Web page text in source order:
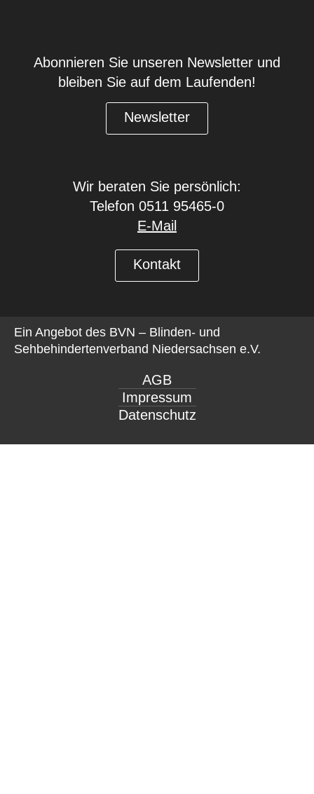
Abonnieren Sie unseren Newsletter und
bleiben Sie auf dem Laufenden!
Newsletter
Wir beraten Sie persönlich:
Telefon 0511 95465-0
E-Mail
Kontakt
Ein Angebot des BVN – Blinden- und
Sehbehindertenverband Niedersachsen e.V.
AGB
Impressum
Datenschutz